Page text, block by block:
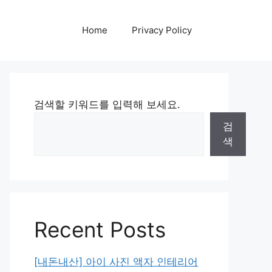
Home Privacy Policy
검색할 키워드를 입력해 보세요.
검
색
Recent Posts
[내돈내산] 아이 사진 액자 인테리어